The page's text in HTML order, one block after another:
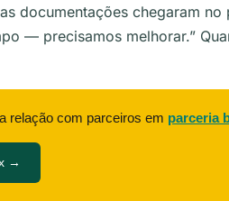
documentações chegaram
— precisamos melhorar.”
relação com parceiros em parceria
→